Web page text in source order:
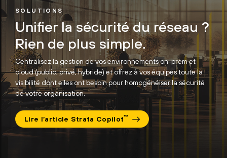
SOLUTIONS
Unifier la sécurité du réseau ?
Rien de plus simple.
Centralisez la gestion de vos environnements on-prem et
cloud(public, privé, hybride) et offrez à vos équipes toute la
visibilité dont elles ont besoinpour homogénéiser la sécurité
de votre organisation.
Lire l’article Strata Copilot™